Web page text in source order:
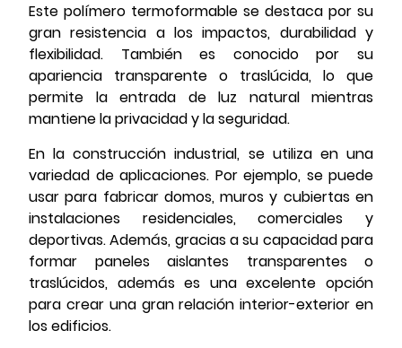
Este polímero termoformable se destaca por su
gran resistencia a los impactos, durabilidad y
flexibilidad. También es conocido por su
apariencia transparente o traslúcida, lo que
permite la entrada de luz natural mientras
mantiene la privacidad y la seguridad.
En la construcción industrial, se utiliza en una
variedad de aplicaciones. Por ejemplo, se puede
usar para fabricar domos, muros y cubiertas en
instalaciones residenciales, comerciales y
deportivas. Además, gracias a su capacidad para
formar paneles aislantes transparentes o
traslúcidos, además es una excelente opción
para crear una gran relación interior-exterior en
los edificios.